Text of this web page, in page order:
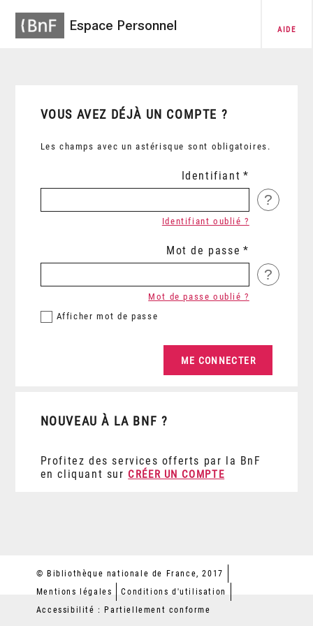
Espace Personnel AIDE
VOUS AVEZ DÉJÀ UN COMPTE ?
Les champs avec un astérisque sont obligatoires.
Identifiant
?
Identifiant oublié ?
Mot de passe
?
Afficher mot de passe
Mot de passe oublié ?
NOUVEAU À LA BNF ?
Profitez des services offerts par la BnF
en cliquant sur CRÉER UN COMPTE
© Bibliothèque nationale de France, 2017
Mentions légales
Conditions d'utilisation
Accessibilité : Partiellement conforme